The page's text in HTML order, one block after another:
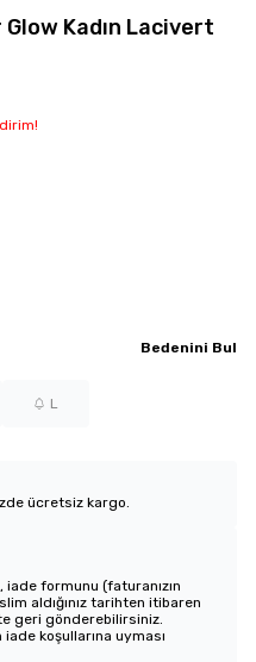
Kadın Lacivert
Bedenini Bul
L
ücretsiz kargo.
formunu (faturanızın
aldığınız tarihten itibaren
geri gönderebilirsiniz.
koşullarına uyması